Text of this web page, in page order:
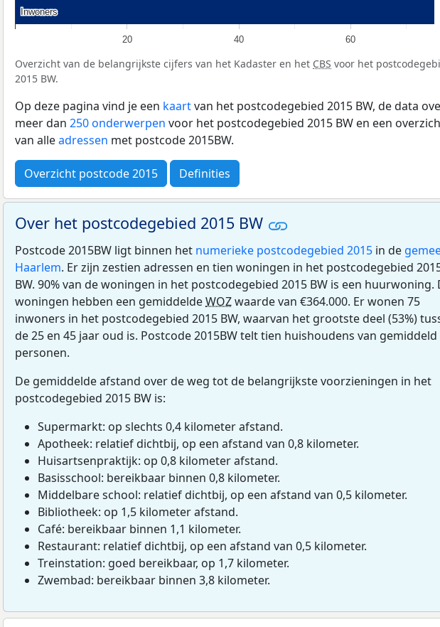
20 40 60
Inwoners
Inwoners
Overzicht van de belangrijkste cijfers van het Kadaster en het CBS voor het
2015 BW.
Op deze pagina vind je een kaartvan het postcodegebied 2015 BW, de data
meer dan 250 onderwerpen voor het postcodegebied 2015 BW en een
van alleadressen met postcode 2015BW.
Overzicht postcode 2015 Definities
Over het postcodegebied 2015 BW
Postcode 2015BW ligt binnen het numerieke postcodegebied 2015 in de
Haarlem. Er zijn zestien adressen en tien woningen in het postcodegebied
BW. 90% van de woningen in het postcodegebied 2015 BW is een huurwoning.
woningen hebben een gemiddeldeWOZwaarde van €364.000. Er wonen 75
inwoners in het postcodegebied 2015 BW, waarvan het grootste deel (53%)
de 25 en 45 jaar oud is. Postcode 2015BW telt tien huishoudens van gemiddeld
personen.
De gemiddelde afstand over de weg tot de belangrijkste voorzieningen in het
postcodegebied 2015 BW is:
Supermarkt: op slechts 0,4 kilometer afstand.
Apotheek: relatief dichtbij, op een afstand van 0,8 kilometer.
Huisartsenpraktijk: op 0,8 kilometer afstand.
Basisschool: bereikbaar binnen 0,8 kilometer.
Middelbare school: relatief dichtbij, op een afstand van 0,5 kilometer.
Bibliotheek: op 1,5 kilometer afstand.
Café: bereikbaar binnen 1,1 kilometer.
Restaurant: relatief dichtbij, op een afstand van 0,5 kilometer.
Treinstation: goed bereikbaar, op 1,7 kilometer.
Zwembad: bereikbaar binnen 3,8 kilometer.